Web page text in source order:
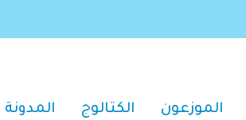
الموزعون الكتالوج المدونة